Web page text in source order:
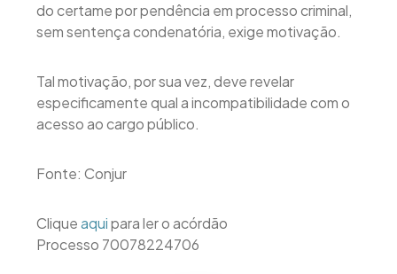
do certame por pendência em processo criminal,
sem sentença condenatória, exige motivação.
Tal motivação, por sua vez, deve revelar
especificamente qual a incompatibilidade com o
acesso ao cargo público.
Fonte: Conjur
Cliqueaquipara ler o acórdão
Processo 70078224706